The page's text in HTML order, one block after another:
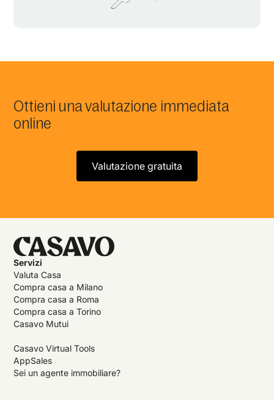
Ottieni una valutazione immediata
online
Valutazione gratuita
Servizi
Valuta Casa
Compra casa a Milano
Compra casa a Roma
Compra casa a Torino
Casavo Mutui
Casavo Virtual Tools
AppSales
Sei un agente immobiliare?